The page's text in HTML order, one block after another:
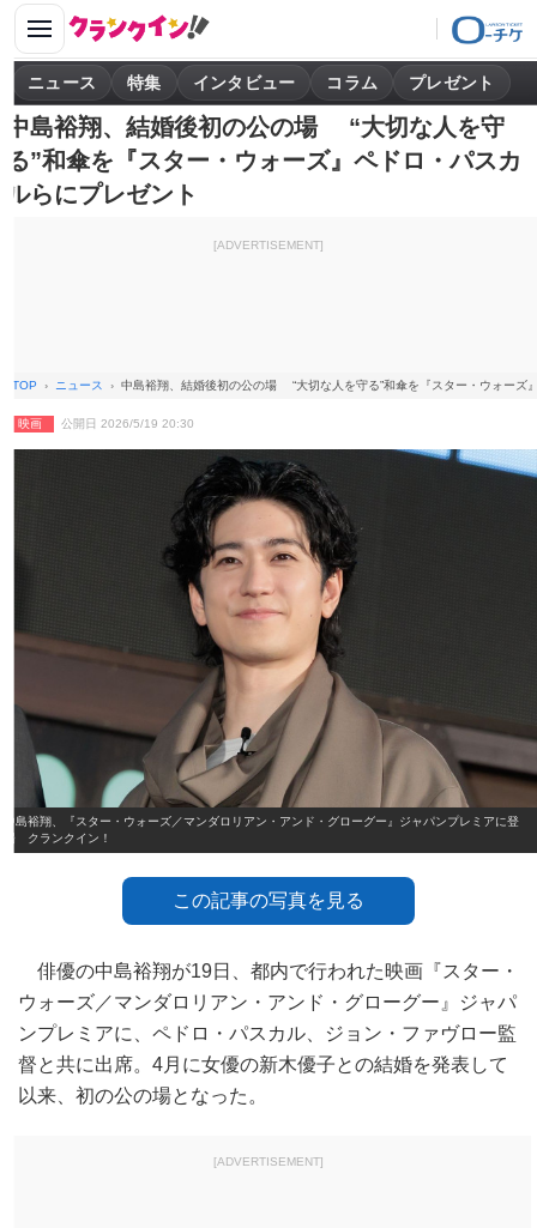
ニュース 特集 インタビュー コラム プレゼント
中島裕翔、結婚後初の公の場 “大切な人を守
る”和傘を『スター・ウォーズ』ペドロ・パスカ
ルらにプレゼント
[ADVERTISEMENT]
TOP ニュース 中島裕翔、結婚後初の公の場 “大切な人を守る”和傘を『スター・ウォーズ
映画 公開日 2026/5/19 20:30
中島裕翔、『スター・ウォーズ／マンダロリアン・アンド・グローグー』ジャパンプレミアに登
場 クランクイン！
この記事の写真を見る
俳優の中島裕翔が19日、都内で行われた映画『スター・
ウォーズ／マンダロリアン・アンド・グローグー』ジャパ
ンプレミアに、ペドロ・パスカル、ジョン・ファヴロー監
督と共に出席。4月に女優の新木優子との結婚を発表して
以来、初の公の場となった。
[ADVERTISEMENT]